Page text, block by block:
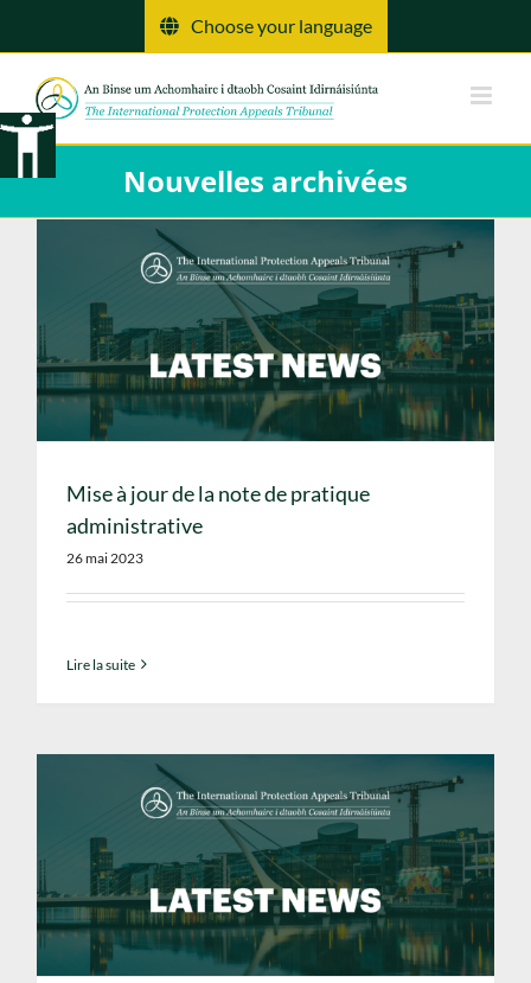
Choose your language
Nouvelles archivées
Mise à jour de la note de pratique
administrative
26 mai 2023
Lire la suite